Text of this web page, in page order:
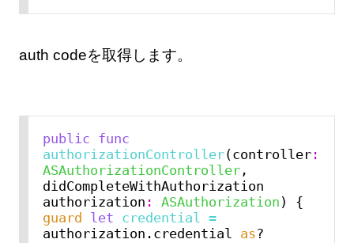
auth codeを取得します。
public func
authorizationController(controller:
ASAuthorizationController,
didCompleteWithAuthorization
authorization : ASAuthorization
guard
let credential =
authorization.credential as?